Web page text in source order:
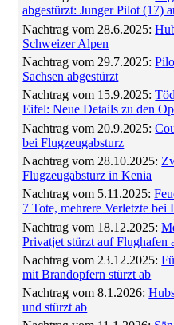
abgestürzt: Junger Pilot (17)
Nachtrag vom 28.6.2025:
Schweizer Alpen
Nachtrag vom 29.7.2025:
Sachsen abgestürzt
Nachtrag vom 15.9.2025:
Eifel: Neue Details zu den
Nachtrag vom 20.9.2025:
bei Flugzeugabsturz
Nachtrag vom 28.10.2025:
Flugzeugabsturz in Kenia
Nachtrag vom 5.11.2025:
7 Tote, mehrere Verletzte bei
Nachtrag vom 18.12.2025:
Privatjet stürzt auf Flughafen
Nachtrag vom 23.12.2025:
mit Brandopfern stürzt ab
Nachtrag vom 8.1.2026:
und stürzt ab